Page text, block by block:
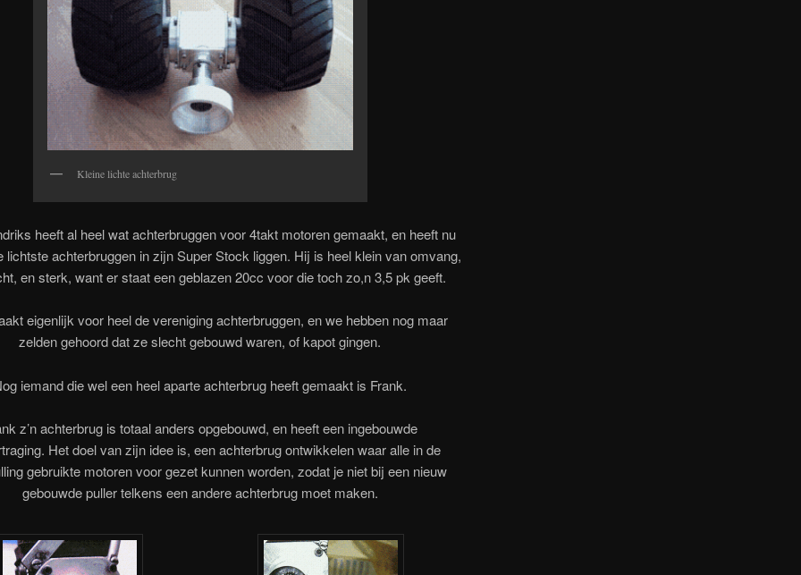
Kleine lichte achterbrug
heeft al heel wat achterbruggen voor 4takt motoren gemaakt, en heeft nu
lichtste achterbruggen in zijn Super Stock liggen. Hij is heel klein van omvang,
en sterk, want er staat een geblazen 20cc voor die toch zo,n 3,5 pk geeft.
eigenlijk voor heel de vereniging achterbruggen, en we hebben nog maar
zelden gehoord dat ze slecht gebouwd waren, of kapot gingen.
iemand die wel een heel aparte achterbrug heeft gemaakt is Frank.
z’n achterbrug is totaal anders opgebouwd, en heeft een ingebouwde
Het doel van zijn idee is, een achterbrug ontwikkelen waar alle in de
gebruikte motoren voor gezet kunnen worden, zodat je niet bij een nieuw
gebouwde puller telkens een andere achterbrug moet maken.